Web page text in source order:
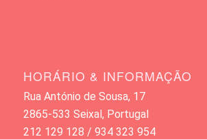
HORÁRIO & INFORMAÇÃO
Rua António de Sousa, 17
2865-533 Seixal, Portugal
212 129 128 / 934 323 954